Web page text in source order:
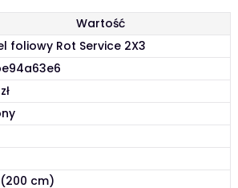
Wartość
foliowy Rot Service 2X3
cm)